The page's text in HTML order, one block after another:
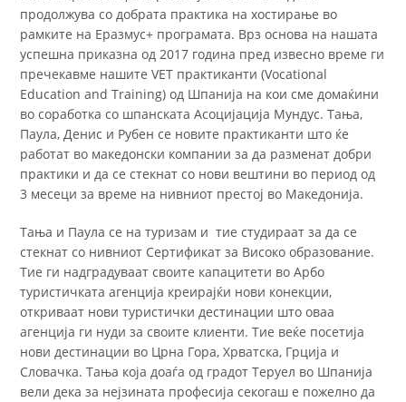
продолжува со добрата практика на хостирање во
рамките на Еразмус+ програмата. Врз основа на нашата
успешна приказна од 2017 година пред извесно време ги
пречекавме нашите VET практиканти (Vocational
Education and Training) од Шпанија на кои сме домаќини
во соработка со шпанската Aсоцијација Мундус. Тања,
Паула, Денис и Рубен се новите практиканти што ќе
работат во македонски компании за да разменат добри
практики и да се стекнат со нови вештини во период од
3 месеци за време на нивниот престој во Македонија.
Тања и Паула се на туризам и тие студираат за да се
стекнат со нивниот Сертификат за Високо образование.
Тие ги надградуваат своите капацитети во Арбо
туристичката агенција креирајќи нови конекции,
откриваат нови туристички дестинации што оваа
агенција ги нуди за своите клиенти. Тие веќе посетија
нови дестинации во Црна Гора, Хрватска, Грција и
Словачка. Тања која доаѓа од градот Теруел во Шпанија
вели дека за нејзината професија секогаш е пожелно да